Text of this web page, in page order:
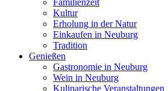
Familienzeit
Kultur
Erholung in der Natur
Einkaufen in Neuburg
Tradition
Genießen
Gastronomie in Neuburg
Wein in Neuburg
Kulinarische Veranstaltungen